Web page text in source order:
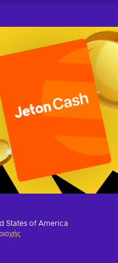
States of America